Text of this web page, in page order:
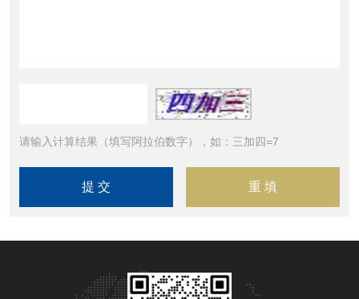
请输入计算结果（填写阿拉伯数字），如：三加四=7